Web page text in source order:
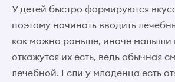
У детей быстро формируются
поэтому начинать вводить
как можно раньше, иначе малыши
откажутся их есть, ведь обычная
лечебной. Если у младенца есть